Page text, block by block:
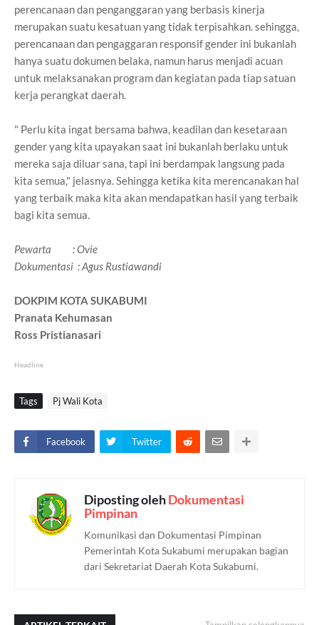
perencanaan dan penganggaran yang berbasis kinerja
merupakan suatu kesatuan yang tidak terpisahkan. sehingga,
perencanaan dan pengaggaran responsif gender ini bukanlah
hanya suatu dokumen belaka, namun harus menjadi acuan
untuk melaksanakan program dan kegiatan pada tiap satuan
kerja perangkat daerah.
" Perlu kita ingat bersama bahwa, keadilan dan kesetaraan
gender yang kita upayakan saat ini bukanlah berlaku untuk
mereka saja diluar sana, tapi ini berdampak langsung pada
kita semua," jelasnya. Sehingga ketika kita merencanakan hal
yang terbaik maka kita akan mendapatkan hasil yang terbaik
bagi kita semua.
Pewarta : Ovie
Dokumentasi : Agus Rustiawandi
DOKPIM KOTA SUKABUMI
Pranata Kehumasan
Ross Pristianasari
Headline
Tags Pj Wali Kota
Facebook Twitter
Diposting olehDokumentasi
Pimpinan
Komunikasi dan Dokumentasi Pimpinan
Pemerintah Kota Sukabumi merupakan bagian
dari Sekretariat Daerah Kota Sukabumi.